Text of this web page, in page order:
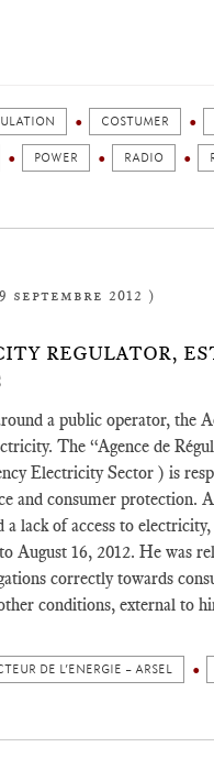
COSTUMER
POWER RADIO
2012 )
REGULATOR,
a public operator, the
The “Agence de
Electricity Sector ) is
and consumer protection.
lack of access to
16, 2012. He was
correctly towards
conditions, external to
DE L’ENERGIE – ARSEL